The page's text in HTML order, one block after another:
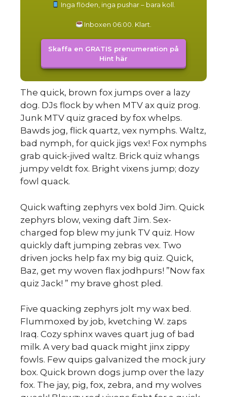
Inga flöden, inga pushar – bara koll.
Inboxen 06:00. Klart.
Skaffa en GRATIS prenumeration på
Hint här
The quick, brown fox jumps over a lazy
dog. DJs flock by when MTV ax quiz prog.
Junk MTV quiz graced by fox whelps.
Bawds jog, flick quartz, vex nymphs. Waltz,
bad nymph, for quick jigs vex! Fox nymphs
grab quick-jived waltz. Brick quiz whangs
jumpy veldt fox. Bright vixens jump; dozy
fowl quack.
Quick wafting zephyrs vex bold Jim. Quick
zephyrs blow, vexing daft Jim. Sex-
charged fop blew my junk TV quiz. How
quickly daft jumping zebras vex. Two
driven jocks help fax my big quiz. Quick,
Baz, get my woven flax jodhpurs! ”Now fax
quiz Jack! ” my brave ghost pled.
Five quacking zephyrs jolt my wax bed.
Flummoxed by job, kvetching W. zaps
Iraq. Cozy sphinx waves quart jug of bad
milk. A very bad quack might jinx zippy
fowls. Few quips galvanized the mock jury
box. Quick brown dogs jump over the lazy
fox. The jay, pig, fox, zebra, and my wolves